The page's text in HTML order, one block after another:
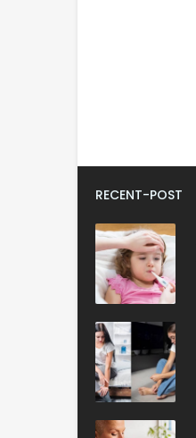
RECENT-POST